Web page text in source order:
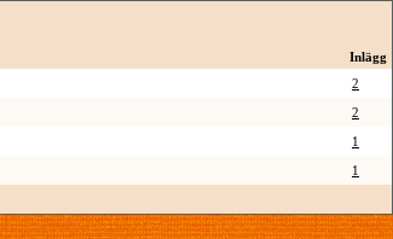
Inlägg
2
2
1
1